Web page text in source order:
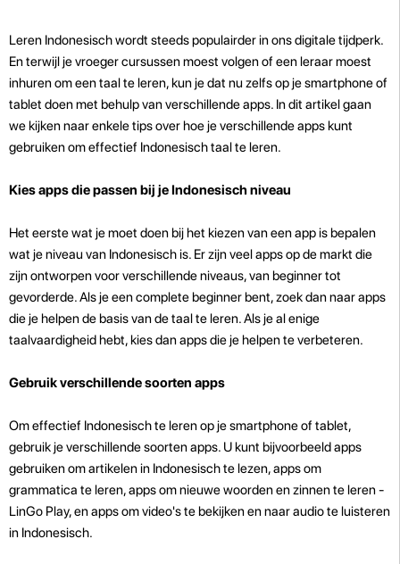
Leren Indonesisch wordt steeds populairder in ons digitale tijdperk.
En terwijl je vroeger cursussen moest volgen of een leraar moest
inhuren om een taal te leren, kun je dat nu zelfs op je smartphone of
tablet doen met behulp van verschillende apps. In dit artikel gaan
we kijken naar enkele tips over hoe je verschillende apps kunt
gebruiken om effectief Indonesisch taal te leren.
Kies apps die passen bij je Indonesisch niveau
Het eerste wat je moet doen bij het kiezen van een app is bepalen
wat je niveau van Indonesisch is. Er zijn veel apps op de markt die
zijn ontworpen voor verschillende niveaus, van beginner tot
gevorderde. Als je een complete beginner bent, zoek dan naar apps
die je helpen de basis van de taal te leren. Als je al enige
taalvaardigheid hebt, kies dan apps die je helpen te verbeteren.
Gebruik verschillende soorten apps
Om effectief Indonesisch te leren op je smartphone of tablet,
gebruik je verschillende soorten apps. U kunt bijvoorbeeld apps
gebruiken om artikelen in Indonesisch te lezen, apps om
grammatica te leren, apps om nieuwe woorden en zinnen te leren -
LinGo Play, en apps om video's te bekijken en naar audio te luisteren
in Indonesisch.